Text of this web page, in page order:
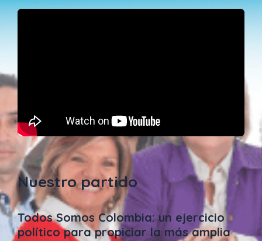
Nuestro partido
Todos Somos Colombia: un ejercicio
político para propiciar la más amplia